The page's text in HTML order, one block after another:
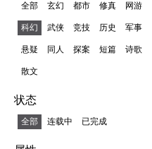
全部 玄幻 都市 修真 网游
科幻 武侠 竞技 历史 军事
悬疑 同人 探案 短篇 诗歌
散文
状态
全部 连载中 已完成